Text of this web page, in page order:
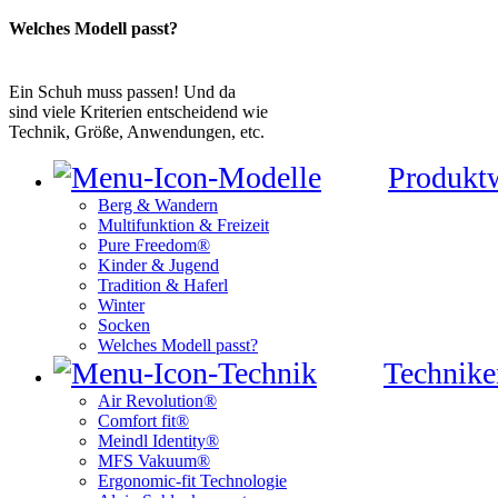
Welches Modell passt?
Ein Schuh muss passen! Und da
sind viele Kriterien entscheidend wie
Technik, Größe, Anwendungen, etc.
Berg & Wandern
Multifunktion & Freizeit
Pure Freedom®
Kinder & Jugend
Tradition & Haferl
Winter
Socken
Welches Modell passt?
Air Revolution®
Comfort fit®
Meindl Identity®
MFS Vakuum®
Ergonomic-fit Technologie